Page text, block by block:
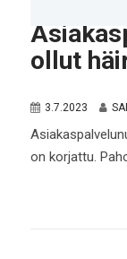
ollut
3.7.2023
on korjattu.